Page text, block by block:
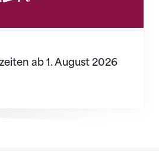
ab 1. August 2026